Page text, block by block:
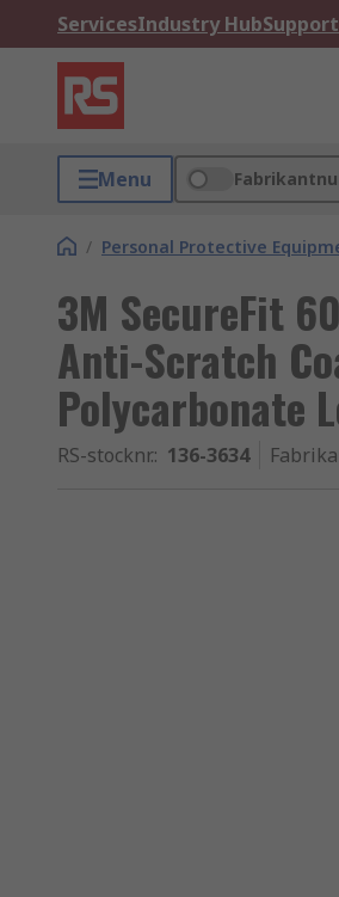
ServicesIndustry HubSupport
Menu
/ Personal Protective
3M SecureFit
Anti-Scratch
Polycarbonate
RS-stocknr.: 136-3634